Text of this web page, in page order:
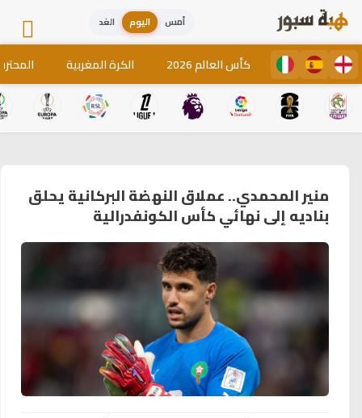
أمس اليوم الغد
كأس العالم 2026 الكرة المغربية
منير المحمدي.. عملاق النهضة البركانية يحلق
بناديه إلى نهائي كأس الكونفدرالية